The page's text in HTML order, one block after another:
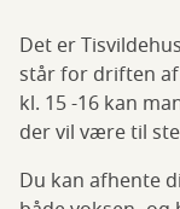
Det er
står for driften
kl. 15 -16 kan
der vil være til
Du kan afhente